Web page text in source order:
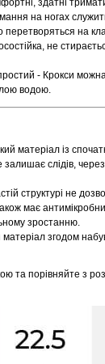
здатні
на ногах
перетворяться на
не
- Крокси можна
водою.
матеріал із
слідів, через
структурі не
має
зростанню.
згодом
та порівняйте з